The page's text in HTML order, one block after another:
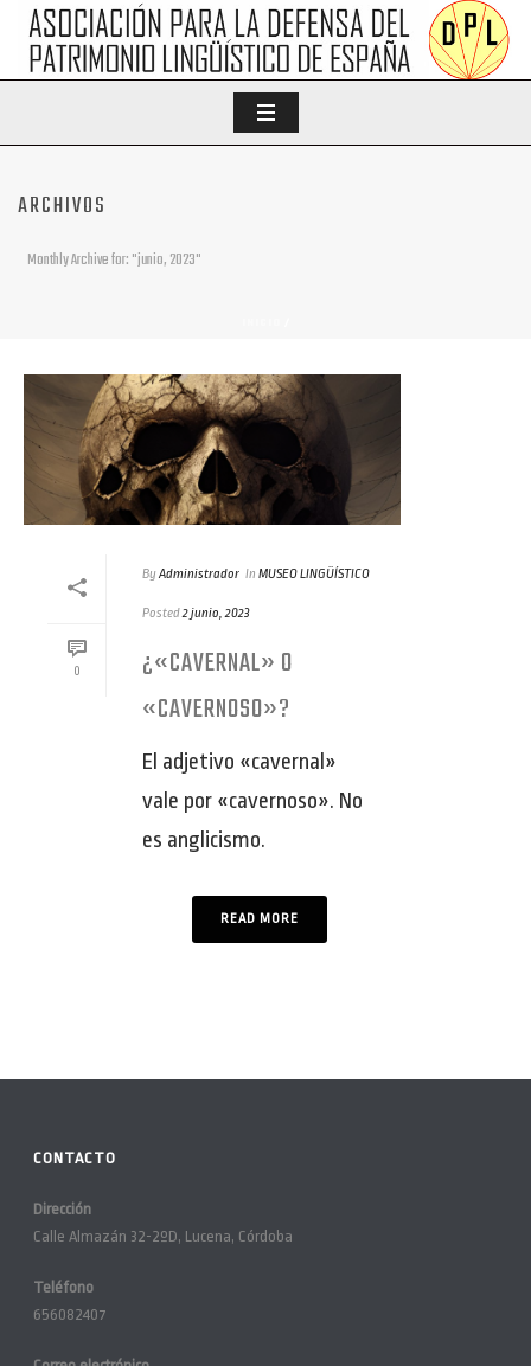
ARCHIVOS
Monthly Archive for: "junio, 2023"
0
ByAdministrador In MUSEO LINGÜÍSTICO
Posted2 junio, 2023
¿«CAVERNAL» O
«CAVERNOSO»?
El adjetivo «cavernal»
vale por «cavernoso». No
es anglicismo.
READ MORE
CONTACTO
Dirección
Calle Almazán 32-2ºD, Lucena, Córdoba
Teléfono
656082407